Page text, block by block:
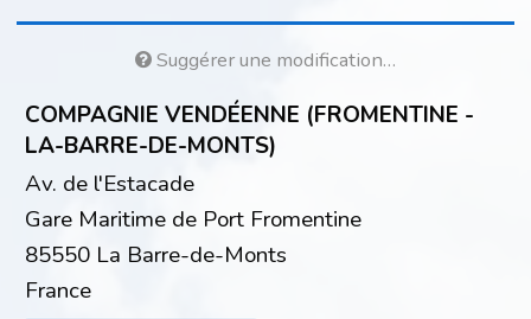
Suggérer une modification…
COMPAGNIE VENDÉENNE (FROMENTINE -
LA-BARRE-DE-MONTS)
Av. de l'Estacade
Gare Maritime de Port Fromentine
85550 La Barre-de-Monts
France